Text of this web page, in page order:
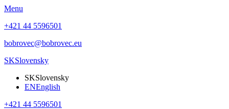
Menu
+421 44 5596501
bobrovec@bobrovec.eu
SKSlovensky
SKSlovensky
ENEnglish
+421 44 5596501